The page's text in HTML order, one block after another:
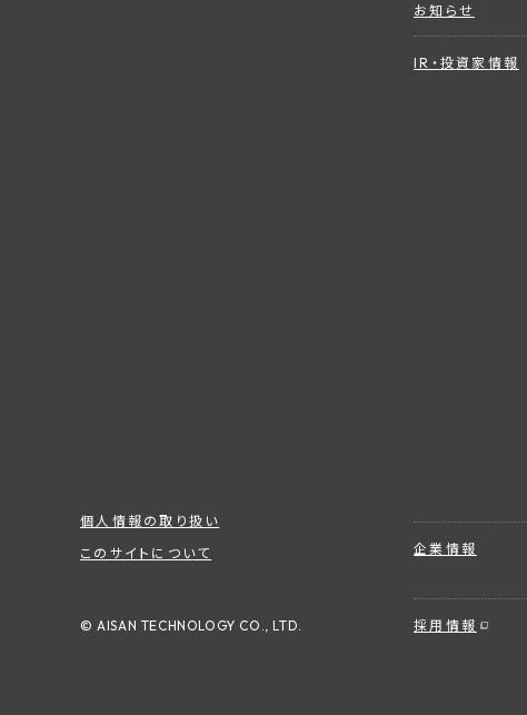
お知らせ
IR・投資家情報
企業情報
採用情報
個人情報の取り扱い
このサイトについて
© AISAN TECHNOLOGY CO., LTD.